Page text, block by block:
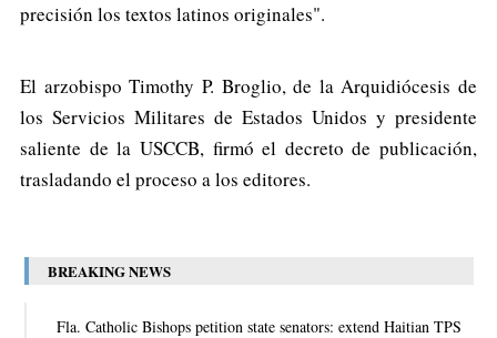
precisión los textos latinos originales".
El arzobispo Timothy P. Broglio, de la Arquidiócesis de
los Servicios Militares de Estados Unidos y presidente
saliente de la USCCB, firmó el decreto de publicación,
trasladando el proceso a los editores.
BREAKING NEWS
Fla. Catholic Bishops petition state senators: extend Haitian TPS